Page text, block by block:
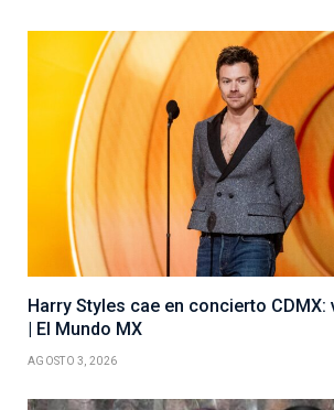
Harry Styles cae en concierto
| El Mundo MX
AGOSTO 3, 2026